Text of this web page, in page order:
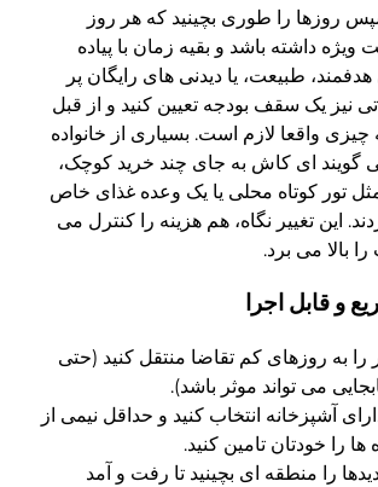
روزها را طوری بچینید که هر روز
ویژه داشته باشد و بقیه زمان با پیاده
طبیعت، یا دیدنی های رایگان پر
نیز یک سقف بودجه تعیین کنید و از قبل
واقعا لازم است. بسیاری از خانواده
گویند ای کاش به جای چند خرید کوچک،
تور کوتاه محلی یا یک وعده غذای خاص
این تغییر نگاه، هم هزینه را کنترل می
بالا می برد.
و قابل اجرا
به روزهای کم تقاضا منتقل کنید (حتی
می تواند موثر باشد).
آشپزخانه انتخاب کنید و حداقل نیمی از
را خودتان تامین کنید.
را منطقه ای بچینید تا رفت و آمد